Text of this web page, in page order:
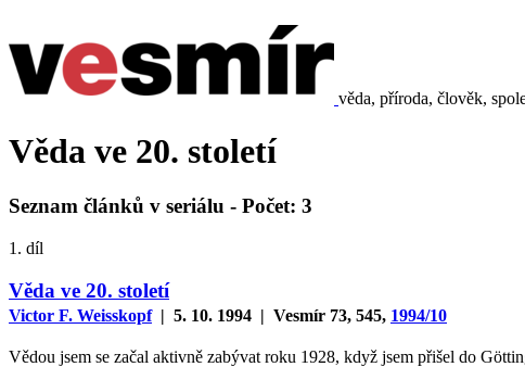
věda, příroda, člověk,
Věda ve 20. století
Seznam článků v seriálu - Počet: 3
1. díl
Věda ve 20. století
Victor F. Weisskopf| 5. 10. 1994 | Vesmír 73, 545, 1994/10
Vědou jsem se začal aktivně zabývat roku 1928, když jsem přišel do